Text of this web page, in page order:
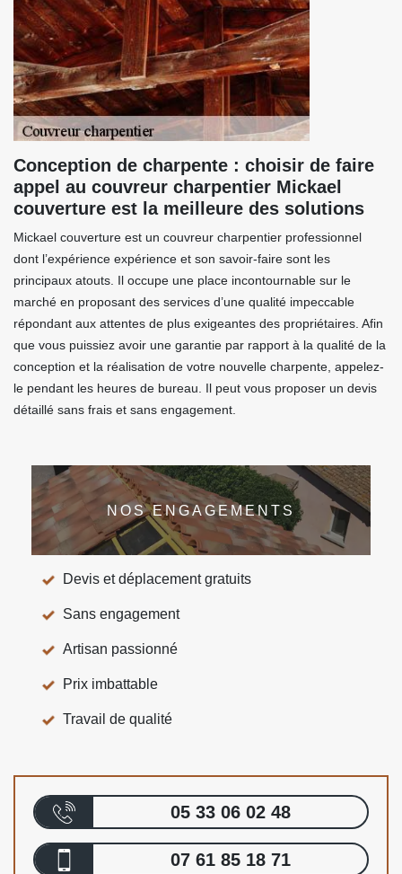
Conception de charpente : choisir de faire
appel au couvreur charpentier Mickael
couverture est la meilleure des solutions
Mickael couverture est un couvreur charpentier professionnel
dont l’expérience expérience et son savoir-faire sont les
principaux atouts. Il occupe une place incontournable sur le
marché en proposant des services d’une qualité impeccable
répondant aux attentes de plus exigeantes des propriétaires. Afin
que vous puissiez avoir une garantie par rapport à la qualité de la
conception et la réalisation de votre nouvelle charpente, appelez-
le pendant les heures de bureau. Il peut vous proposer un devis
détaillé sans frais et sans engagement.
NOS ENGAGEMENTS
Devis et déplacement gratuits
Sans engagement
Artisan passionné
Prix imbattable
Travail de qualité
05 33 06 02 48
07 61 85 18 71